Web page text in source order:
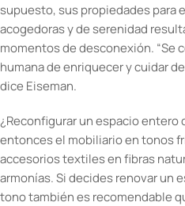
supuesto, sus propiedades para
acogedoras y de serenidad
momentos de desconexión. “Se
humana de enriquecer y cuidar
dice Eiseman.
¿Reconfigurar un espacio entero
entonces el mobiliario en tonos
accesorios textiles en fibras
armonías. Si decides renovar un
tono también es recomendable